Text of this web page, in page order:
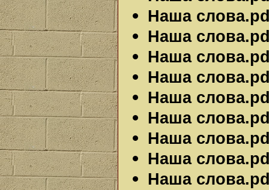
Наша
Наша
Наша
Наша
Наша
Наша
Наша
Наша
Наша